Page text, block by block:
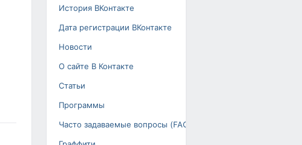
История ВКонтакте
Дата регистрации ВКонтакте
Новости
О сайте В Контакте
Статьи
Программы
Часто задаваемые вопросы (FAQ)